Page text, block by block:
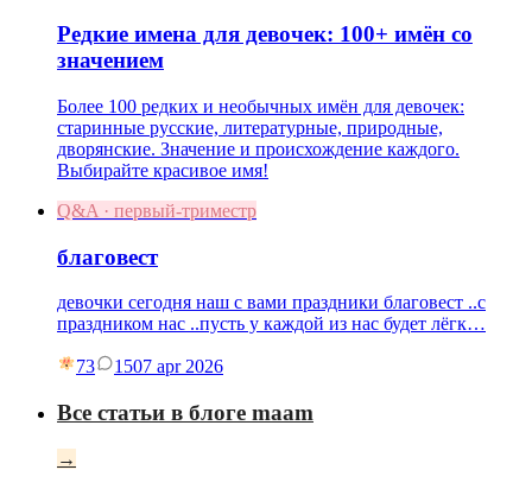
Редкие имена для девочек: 100+ имён со
значением
Более 100 редких и необычных имён для девочек:
старинные русские, литературные, природные,
дворянские. Значение и происхождение каждого.
Выбирайте красивое имя!
Q&A · первый-триместр
благовест
девочки сегодня наш с вами праздники благовест ..с
праздником нас ..пусть у каждой из нас будет лёгк…
73 1507 apr 2026
Все статьи в блоге maam
→